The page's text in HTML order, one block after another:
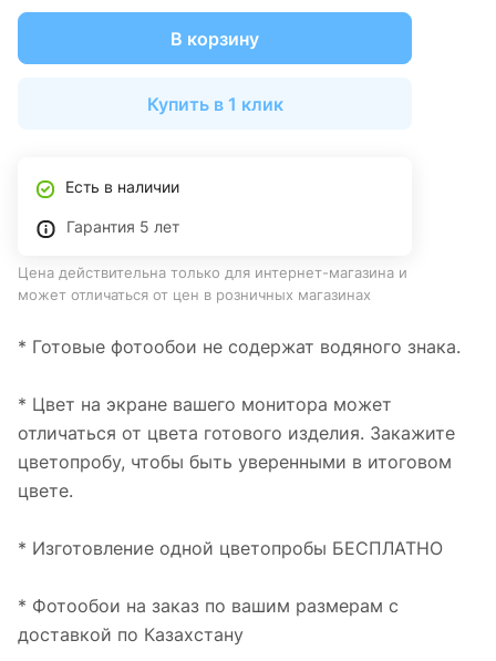
В корзину
Купить в 1 клик
Есть в наличии
Гарантия 5 лет
Цена действительна только для интернет-магазина и
может отличаться от цен в розничных магазинах
* Готовые фотообои не содержат водяного знака.
* Цвет на экране вашего монитора может
отличаться от цвета готового изделия. Закажите
цветопробу, чтобы быть уверенными в итоговом
цвете.
* Изготовление одной цветопробы БЕСПЛАТНО
* Фотообои на заказ по вашим размерам с
доставкой по Казахстану